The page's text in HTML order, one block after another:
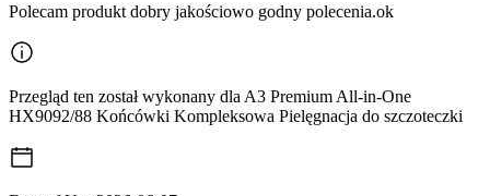
Polecam produkt dobry jakościowo godny polecenia.ok
Przegląd ten został wykonany dla A3 Premium All-in-One
HX9092/88 Końcówki Kompleksowa Pielęgnacja do szczoteczki